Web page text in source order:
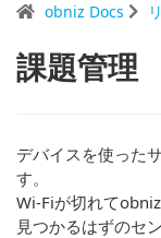
obniz Docs
課題管理
デバイスを使った
す。
Wi-Fiが切れて
見つかるはずのセ